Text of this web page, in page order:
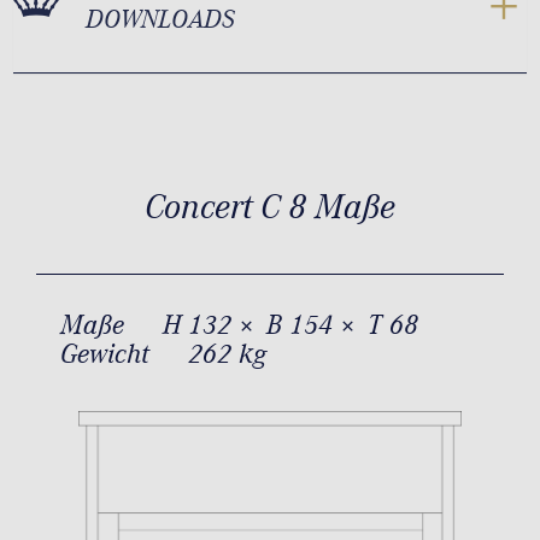
DOWNLOADS
Concert C 8 Maße
Maße
H 132 × B 154 × T 68
Gewicht
262 kg